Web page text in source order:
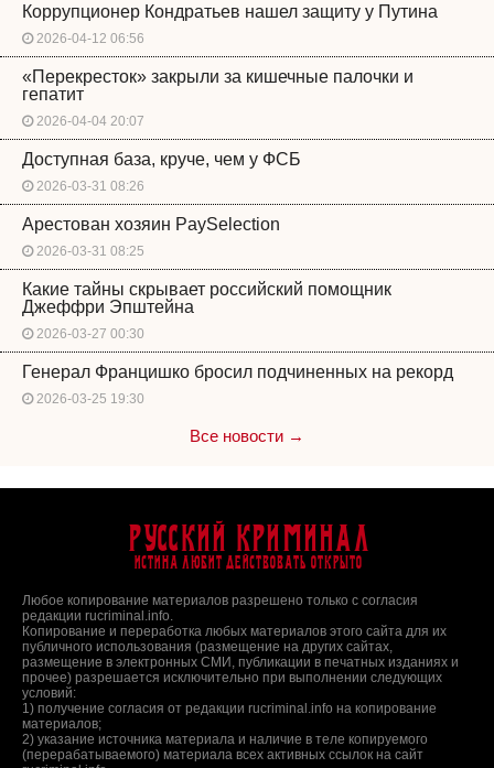
Коррупционер Кондратьев нашел защиту у Путина
2026-04-12 06:56
«Перекресток» закрыли за кишечные палочки и
гепатит
2026-04-04 20:07
Доступная база, круче, чем у ФСБ
2026-03-31 08:26
Арестован хозяин PaySelection
2026-03-31 08:25
Какие тайны скрывает российский помощник
Джеффри Эпштейна
2026-03-27 00:30
Генерал Францишко бросил подчиненных на рекорд
2026-03-25 19:30
Все новости →
Русский Криминал
Истина любит действовать открыто
Любое копирование материалов разрешено только с согласия
редакции rucriminal.info.
Копирование и переработка любых материалов этого сайта для их
публичного использования (размещение на других сайтах,
размещение в электронных СМИ, публикации в печатных изданиях и
прочее) разрешается исключительно при выполнении следующих
условий:
1) получение согласия от редакции rucriminal.info на копирование
материалов;
2) указание источника материала и наличие в теле копируемого
(перерабатываемого) материала всех активных ссылок на сайт